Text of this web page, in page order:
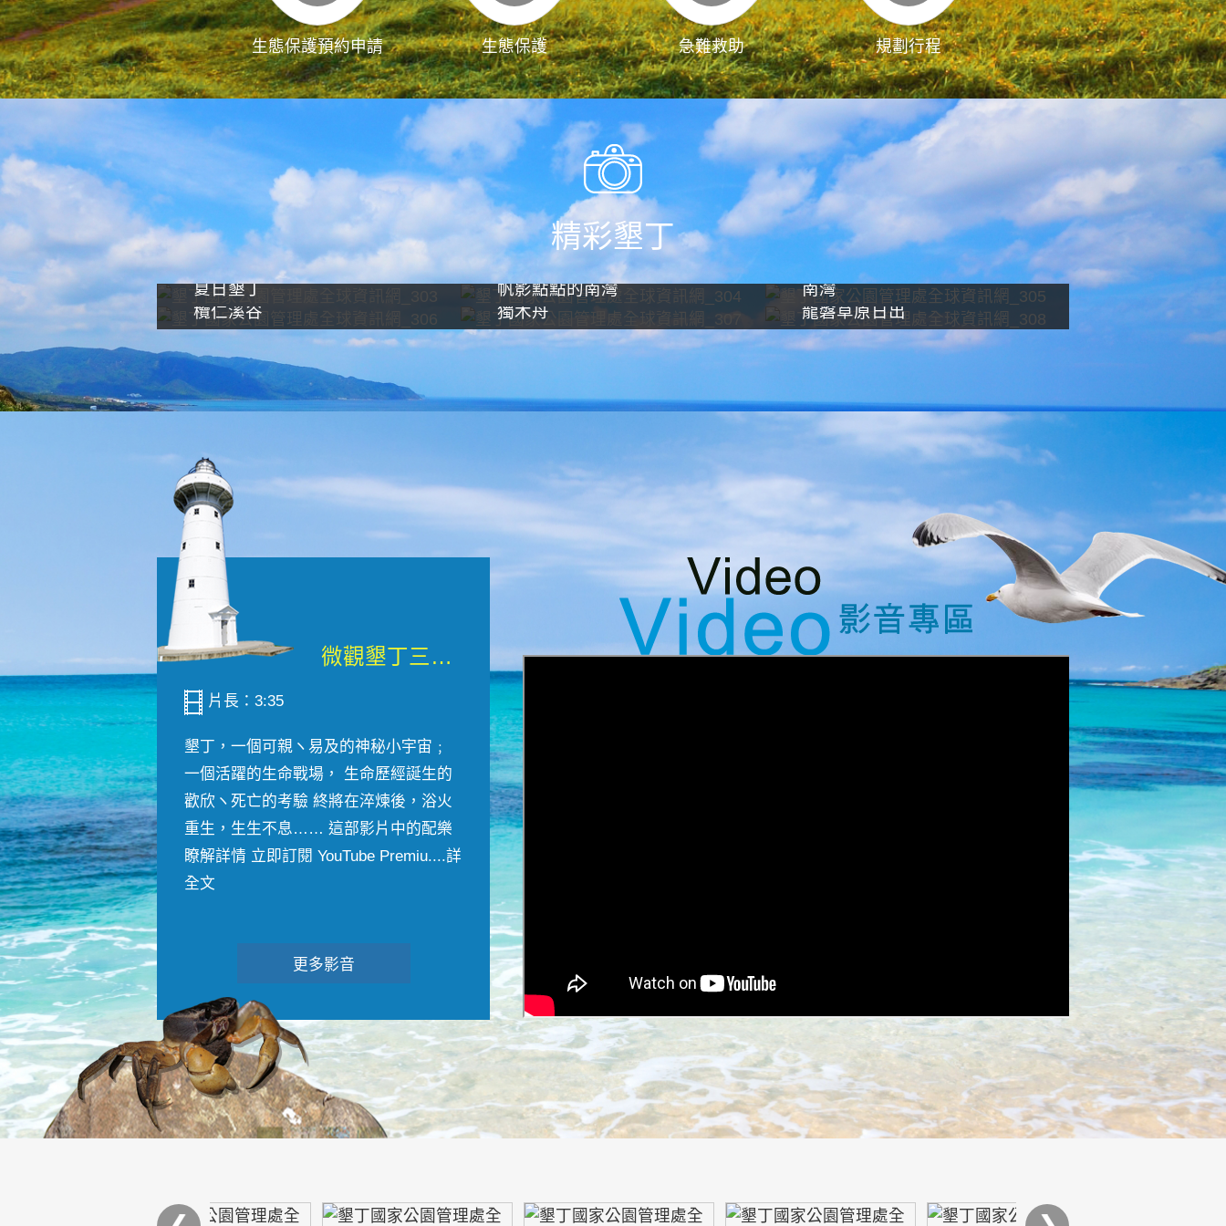
生態保護預約申請 生態保護 急難救助 規劃行程 影像直播
精彩墾丁
夏日墾丁 帆影點點的南灣
南灣
欖仁溪谷
獨木舟 龍磐草原日出
微觀墾丁三部曲 重生....
片長：3:35
墾丁，一個可親ヽ易及的神秘小宇宙﹔
一個活躍的生命戰場， 生命歷經誕生的
歡欣ヽ死亡的考驗 終將在淬煉後，浴火
重生，生生不息…… 這部影片中的配樂
瞭解詳情 立即訂閱 YouTube Premiu....詳
全文
更多影音